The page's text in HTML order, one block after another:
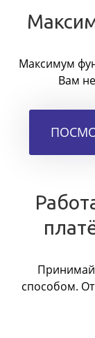
Максимум
Вам
способом.